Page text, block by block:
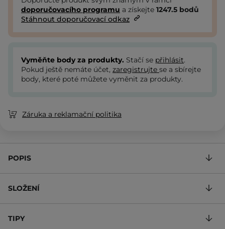
doporučovacího programu a získejte 1247.5 bodů
Stáhnout doporučovací odkaz
Vyměňte body za produkty. Stačí se přihlásit.
Pokud ještě nemáte účet, zaregistrujte se a sbírejte
body, které poté můžete vyměnit za produkty.
Záruka a reklamační politika
POPIS
SLOŽENÍ
TIPY